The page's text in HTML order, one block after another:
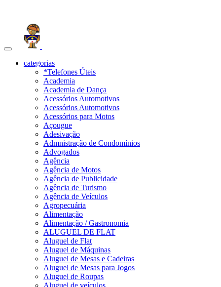
Toggle
navigationcategorias
*Telefones Úteis
Academia
Academia de Dança
Acessórios Automotivos
Acessórios Automotivos
Acessórios para Motos
Açougue
Adesivação
Admnistração de Condomínios
Advogados
Agência
Agência de Motos
Agência de Publicidade
Agência de Turismo
Agência de Veículos
Agropecuária
Alimentação
Alimentação / Gastronomia
ALUGUEL DE FLAT
Aluguel de Flat
Aluguel de Máquinas
Aluguel de Mesas e Cadeiras
Aluguel de Mesas para Jogos
Aluguel de Roupas
Aluguel de veículos